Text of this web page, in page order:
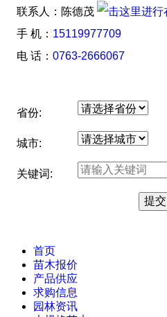
联系人：陈德茂
手 机： 15119977709
电 话： 0763-2666067
省份:
城市:
关键词:
首页
苗木报价
产品供应
求购信息
园林资讯